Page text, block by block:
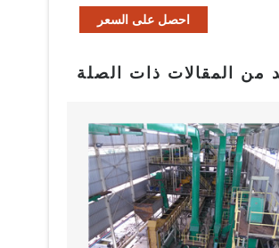
على
احصل على السعر
من المقالات ذات الصلة